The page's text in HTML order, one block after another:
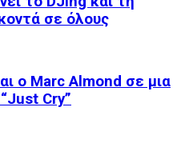
σε όλους
ο Marc Almond σε μια
Cry”